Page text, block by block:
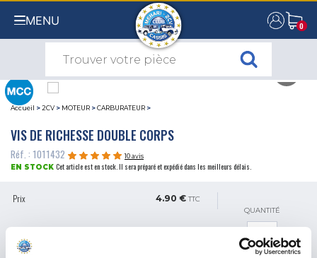
MENU 0
0
Accueil >2CV > MOTEUR >CARBURATEUR >
VIS DE RICHESSE DOUBLE CORPS
Réf. : 1011432
10 avis
EN STOCK Cet article est en stock. Il sera préparé et expédié dans les meilleurs délais.
Prix 4.90 € TTC
QUANTITÉ